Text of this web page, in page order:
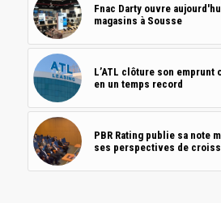
Fnac Darty ouvre
magasins à Sousse
L’ATL clôture son emprunt
en un temps record
PBR Rating publie sa note
ses perspectives de